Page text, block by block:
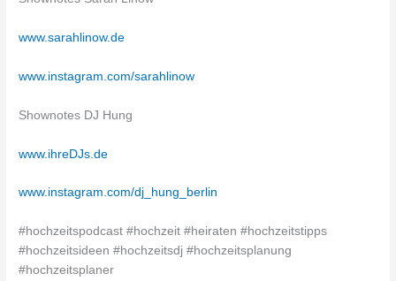
www.sarahlinow.de
www.instagram.com/sarahlinow
Shownotes DJ Hung
www.ihreDJs.de
www.instagram.com/dj_hung_berlin
#hochzeitspodcast #hochzeit #heiraten #hochzeitstipps
#hochzeitsideen #hochzeitsdj #hochzeitsplanung
#hochzeitsplaner